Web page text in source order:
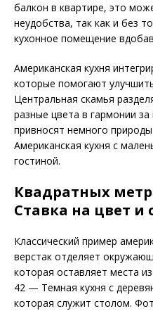
балкон в квартире, это
неудобства, так как и без
кухонное помещение
Американская кухня
которые помогают
Центральная скамья
разные цвета в гармонии
привносят немного
Американская кухня с
гостиной.
Квадратных
Ставка на цвет и
Классический пример
верстак отделяет
которая оставляет места
42 — Темная кухня с
которая служит столом.